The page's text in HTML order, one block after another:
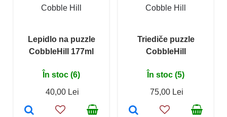
Cobble Hill
Lepidlo na puzzle
CobbleHill 177ml
În stoc (6)
40,00 Lei
Cobble Hill
Triediče puzzle
CobbleHill
În stoc (5)
75,00 Lei